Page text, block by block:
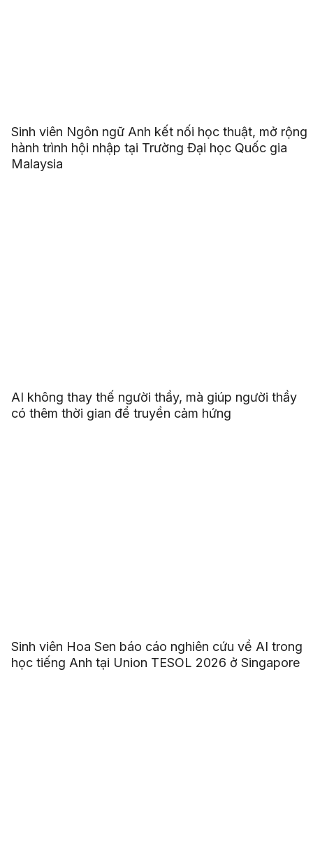
Sinh viên Ngôn ngữ Anh kết nối học thuật, mở rộng
hành trình hội nhập tại Trường Đại học Quốc gia
Malaysia
AI không thay thế người thầy, mà giúp người thầy
có thêm thời gian để truyền cảm hứng
Sinh viên Hoa Sen báo cáo nghiên cứu về AI trong
học tiếng Anh tại Union TESOL 2026 ở Singapore